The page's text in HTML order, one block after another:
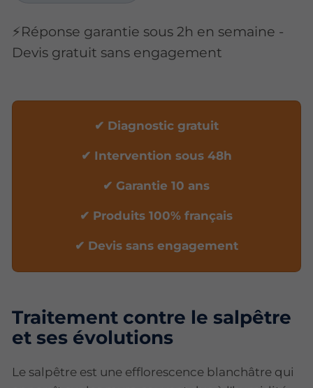
⚡Réponse garantie sous 2h en semaine -
Devis gratuit sans engagement
✔ Diagnostic gratuit
✔ Intervention sous 48h
✔ Garantie 10 ans
✔ Produits 100% français
✔ Devis sans engagement
Traitement contre le salpêtre
et ses évolutions
Le salpêtre est une efflorescence blanchâtre qui